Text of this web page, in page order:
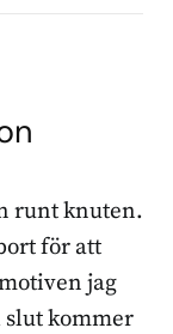
runt knuten.
för att
jag
kommer